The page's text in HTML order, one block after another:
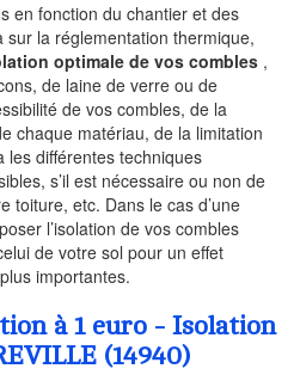
en fonction du chantier et des
la réglementation thermique,
optimale de vos combles ,
de laine de verre ou de
de vos combles, de la
chaque matériau, de la limitation
les différentes techniques
s’il est nécessaire ou non de
toiture, etc. Dans le cas d’une
l’isolation de vos combles
de votre sol pour un effet
importantes.
à 1 euro - Isolation
(14940)